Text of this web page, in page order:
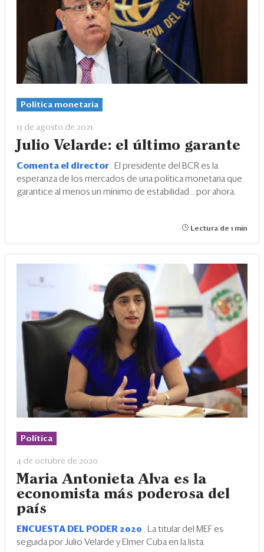
Política monetaria
13 de agosto de 2021
Julio Velarde: el último garante
Comenta el director
. El presidente del BCR es la
esperanza de los mercados de una política monetaria que
garantice al menos un mínimo de estabilidad... por ahora.
Lectura de 1 min
Política
4 de octubre de 2020
Maria Antonieta Alva es la
economista más poderosa del
país
ENCUESTA DEL PODER 2020 . La titular del MEF es
seguida por Julio Velarde y Elmer Cuba en la lista.